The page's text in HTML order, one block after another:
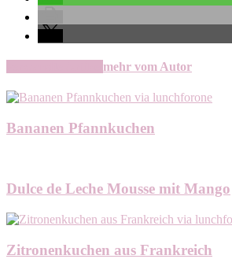
mehr vom Autor
Bananen Pfannkuchen
Dulce de Leche Mousse mit Mango
Zitronenkuchen aus Frankreich